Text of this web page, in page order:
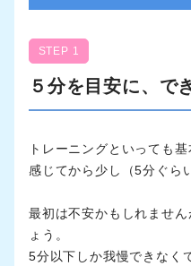
STEP 1
５分を目安に、で
トレーニングといっても
感じてから少し（5分ぐら
最初は不安かもしれませ
ょう。
5分以下しか我慢できなく